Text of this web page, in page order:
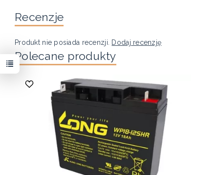
Recenzje
Produkt nie posiada recenzji. Dodaj recenzję
Polecane produkty